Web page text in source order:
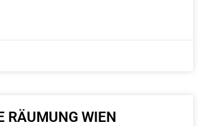
RÄUMUNG WIEN